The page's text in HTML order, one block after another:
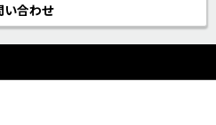
い合わせ